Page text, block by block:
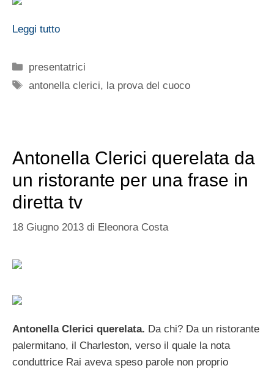
Leggi tutto
Categorie
presentatrici
Tag
antonella clerici, la prova del cuoco
Antonella Clerici querelata da
un ristorante per una frase in
diretta tv
18 Giugno 2013 di Eleonora Costa
Antonella Clerici querelata. Da chi? Da un ristorante
palermitano, il Charleston, verso il quale la nota
conduttrice Rai aveva speso parole non proprio